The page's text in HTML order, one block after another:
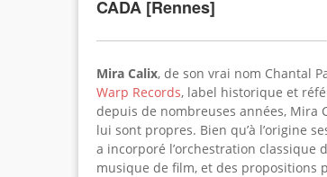
CADA [Rennes]
Mira Calix, de son vrai nom Chantal
Warp Records, label historique et
depuis de nombreuses années,
lui sont propres. Bien qu’à l’origine
a incorporé l’orchestration
musique de film, et des propositions